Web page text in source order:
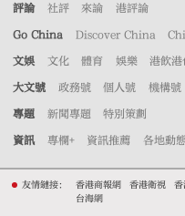
評論 社評 來論 港評論
Go China Discover China
文娛 文化 體育 娛樂 港飲港
大文號 政務號 個人號 機構號
專題 新聞專題 特別策劃
資訊 專欄+ 資訊推薦 各地動態
友情鏈接： 香港商報網 香港衛視 香
台海網